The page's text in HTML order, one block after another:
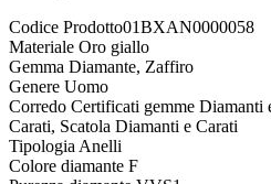
Codice Prodotto01BXAN0000058
Materiale Oro giallo
Gemma Diamante, Zaffiro
Genere Uomo
Corredo Certificati gemme Diamanti
Carati, Scatola Diamanti e Carati
TipologiaAnelli
Colore diamante F